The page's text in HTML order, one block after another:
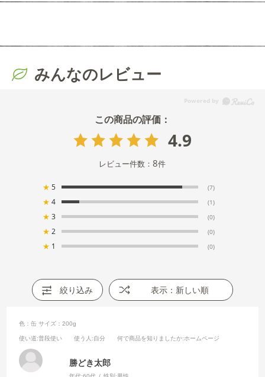
みんなのレビュー
4.9
レビュー件数：8件
★ 5 (7)
★ 4 (1)
★ 3 (0)
★ 2 (0)
★ 1 (0)
絞り込み 表示：新しい順
色：缶 サイズ：200g
使い道:普段使い 使う人 :自分 何で商品を知りましたか:ホームページ
勝どき太郎